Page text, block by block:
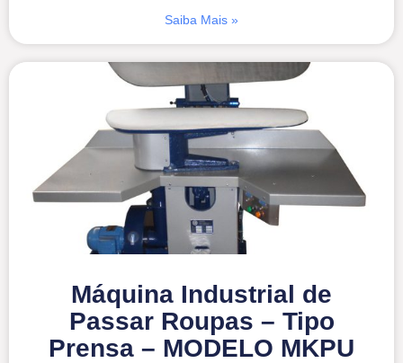
Saiba Mais »
Máquina Industrial de
Passar Roupas – Tipo
Prensa – MODELO MKPU